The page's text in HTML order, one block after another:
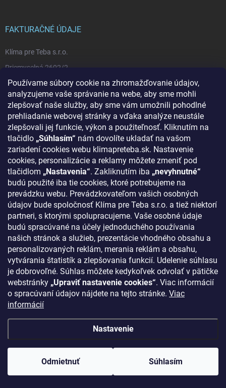
Používame súbory cookie na zhromažďovanie údajov,
analyzujeme vaše správanie na webe, aby sme mohli
zlepšovať naše služby, aby sme vám umožnili pohodlné
prehliadanie webovej stránky a vďaka analýze neustále
zlepšovali jej funkcie, výkon a použiteľnosť. Kliknutím na
tlačidlo „Súhlasím“ nám dovolíte ukladať na vašom
zariadení cookies webu klimapreteba.sk. Nastavenie
cookies, personalizácie a reklamy môžete zmeniť pod
tlačidlom „Nastavenia“. Zakliknutím iba „nevyhnutné“
budú použité iba tie cookies, ktoré potrebujeme na
prevádzku webu. Prevádzkovateľom vašich osobných
údajov bude spoločnosť Klíma pre Teba s.r.o. a tiež niektorí
partneri, s ktorými spolupracujeme. Vaše osobné údaje
budú spracúvané na účely jednoduchého používania
našich stránok a služieb, prezentácie vhodného obsahu a
personalizovaných reklám, merania reklám a obsahu,
vytvárania štatistík a zlepšovania funkcií. Udelenie súhlasu
je dobrovoľné. Súhlas môžete kedykoľvek odvolať v pätičke
webstránky „Upraviť nastavenie cookies“. Viac informácií
o spracúvaní údajov nájdete na tejto stránke. Viac
informácií
Nastavenie
Odmietnuť Súhlasím
FAKTURAČNÉ ÚDAJE
Klíma pre Teba s.r.o.
Priemyselná 2602/2
92101 Piešťany
IČO: 53524039
IČ DPH: SK2121392691
IBAN: SK3983300000002202367125
IBAN CZ: CZ6520100000002102656667
Obchodný register Okresného súdu Trnava
oddiel Sro, vložka č. 48236/T
INFORMÁCIE PRE VÁS
O nás
Ako nakupovať
Bonusový systém
Reklamácie a vrátenie tovaru
Blog - najnovšie články
Obchodné podmienky
Podmienky ochrany osobných údajov
Odstúpenie od zmluvy